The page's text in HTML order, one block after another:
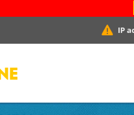
IP